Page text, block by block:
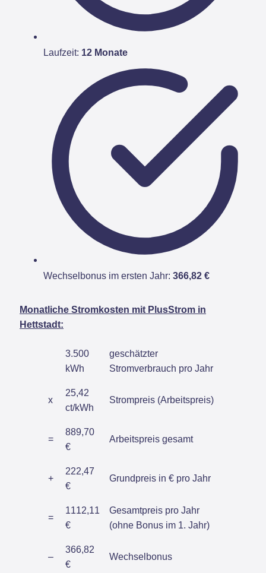
Laufzeit: 12 Monate
Wechselbonus im ersten Jahr: 366,82 €
Monatliche Stromkosten mit PlusStrom in
Hettstadt:
3.500
kWh
geschätzter
Stromverbrauch pro Jahr
x
25,42
ct/kWh
Strompreis (Arbeitspreis)
=
889,70
€
Arbeitspreis gesamt
+
222,47
€
Grundpreis in € pro Jahr
=
1112,11
€
Gesamtpreis pro Jahr
(ohne Bonus im 1. Jahr)
–
366,82
€
Wechselbonus